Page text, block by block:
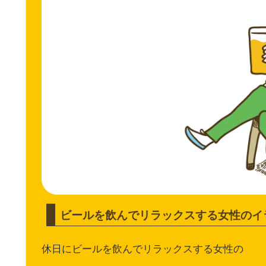
ビールを飲んでリラックスする女性の
休日にビールを飲んでリラックスする女性の